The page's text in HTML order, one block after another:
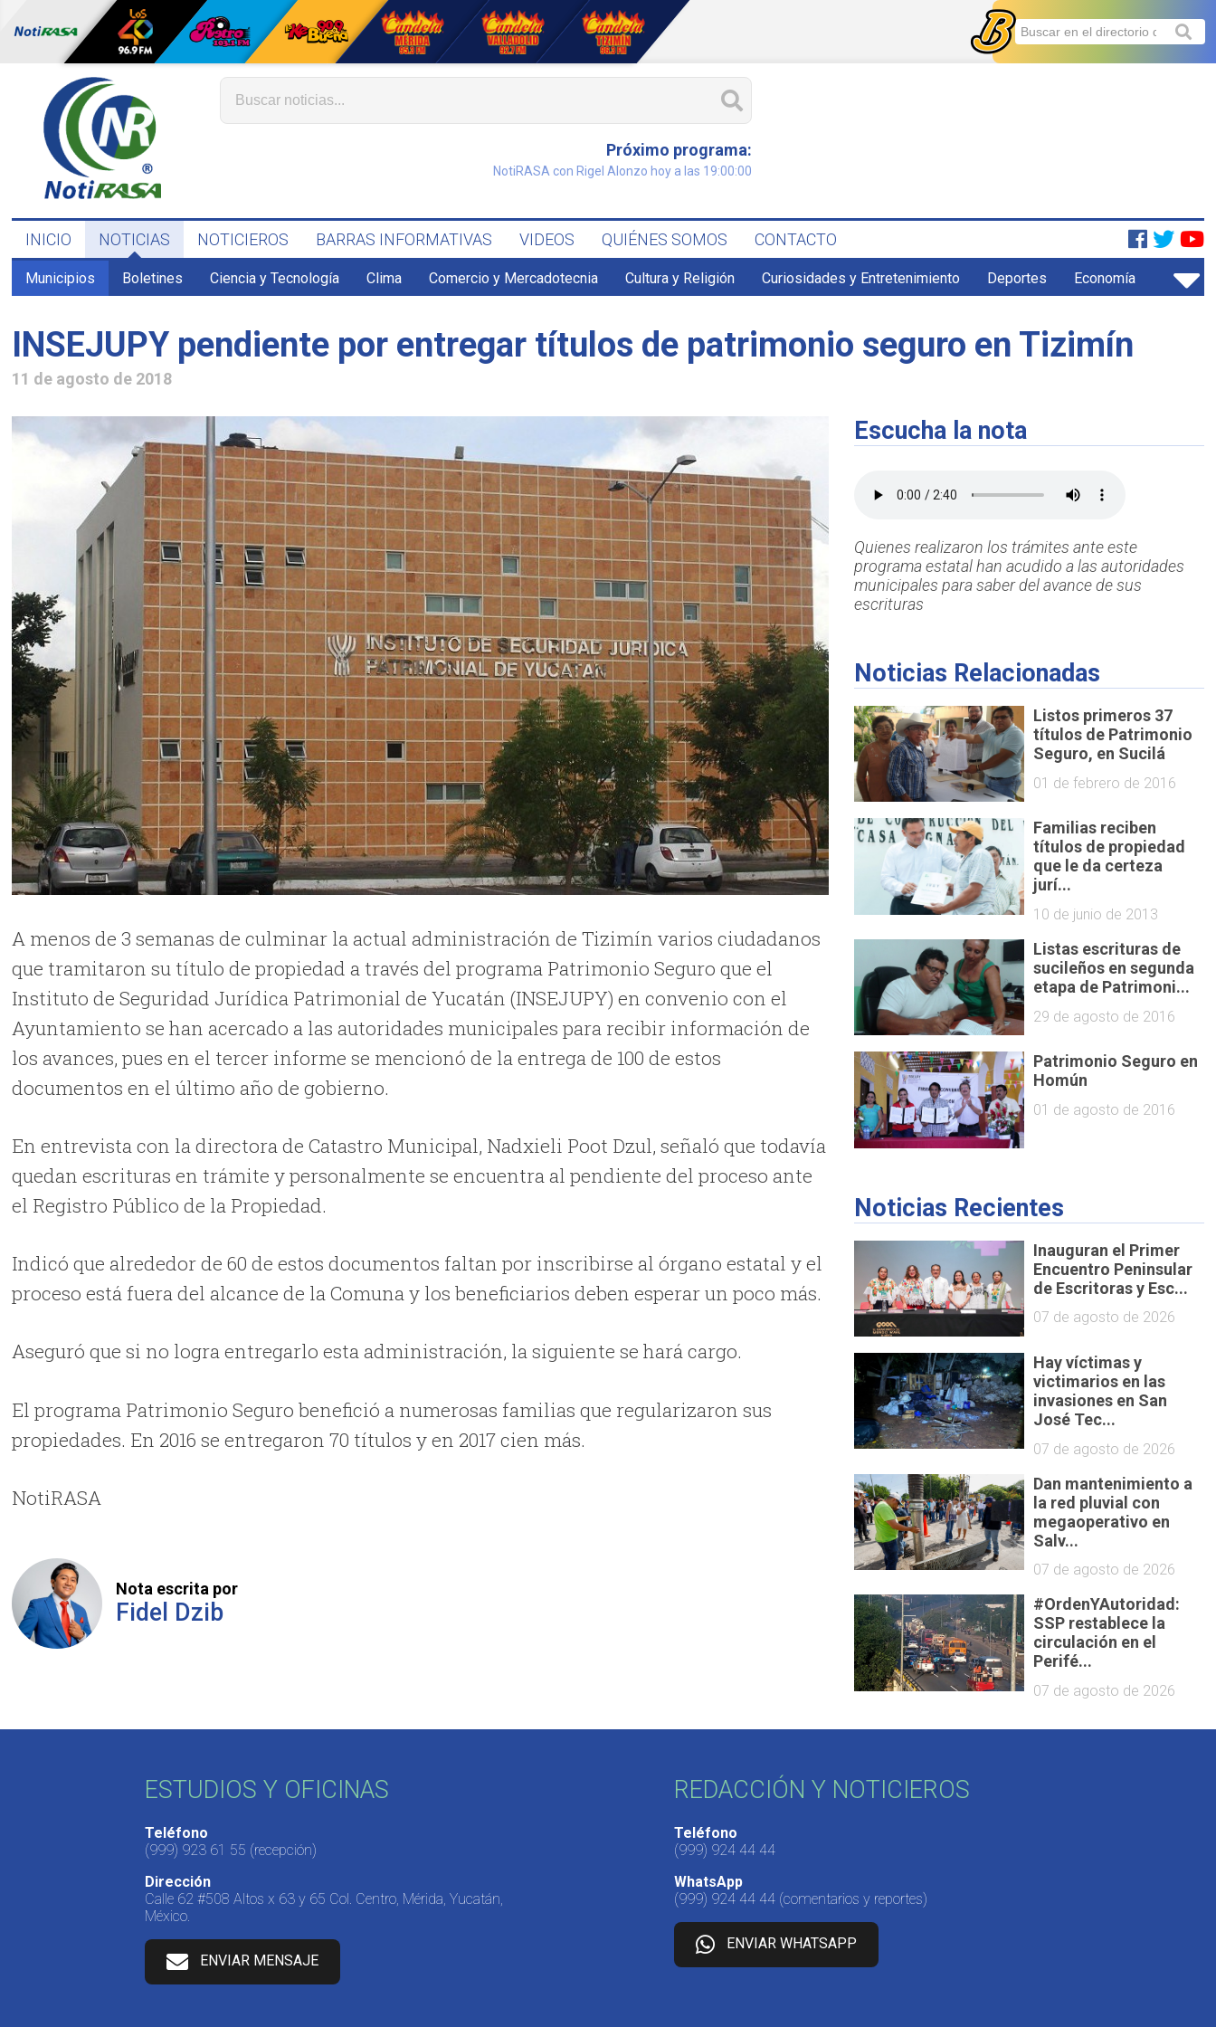
Próximo programa:
NotiRASA con Rigel Alonzo hoy a las 19:00:00
INICIO NOTICIAS NOTICIEROS BARRAS INFORMATIVAS VIDEOS QUIÉNES SOMOS CONTACTO
Municipios Boletines Ciencia y Tecnología Clima Comercio y Mercadotecnia Cultura y Religión Curiosidades y Entretenimiento Deportes Economía
INSEJUPY pendiente por entregar títulos de patrimonio seguro en Tizimín
11 de agosto de 2018
A menos de 3 semanas de culminar la actual administración de Tizimín varios ciudadanos
que tramitaron su título de propiedad a través del programa Patrimonio Seguro que el
Instituto de Seguridad Jurídica Patrimonial de Yucatán (INSEJUPY) en convenio con el
Ayuntamiento se han acercado a las autoridades municipales para recibir información de
los avances, pues en el tercer informe se mencionó de la entrega de 100 de estos
documentos en el último año de gobierno.
En entrevista con la directora de Catastro Municipal, Nadxieli Poot Dzul, señaló que todavía
quedan escrituras en trámite y personalmente se encuentra al pendiente del proceso ante
el Registro Público de la Propiedad.
Indicó que alrededor de 60 de estos documentos faltan por inscribirse al órgano estatal y el
proceso está fuera del alcance de la Comuna y los beneficiarios deben esperar un poco más.
Aseguró que si no logra entregarlo esta administración, la siguiente se hará cargo.
El programa Patrimonio Seguro benefició a numerosas familias que regularizaron sus
propiedades. En 2016 se entregaron 70 títulos y en 2017 cien más.
NotiRASA
Nota escrita por
Fidel Dzib
Escucha la nota
Quienes realizaron los trámites ante este
programa estatal han acudido a las autoridades
municipales para saber del avance de sus
escrituras
Noticias Relacionadas
Listos primeros 37
títulos de Patrimonio
Seguro, en Sucilá
01 de febrero de 2016
Familias reciben
títulos de propiedad
que le da certeza
jurí...
10 de junio de 2013
Listas escrituras de
sucileños en segunda
etapa de Patrimoni...
29 de agosto de 2016
Patrimonio Seguro en
Homún
01 de agosto de 2016
Noticias Recientes
Inauguran el Primer
Encuentro Peninsular
de Escritoras y Esc...
07 de agosto de 2026
Hay víctimas y
victimarios en las
invasiones en San
José Tec...
07 de agosto de 2026
Dan mantenimiento a
la red pluvial con
megaoperativo en
Salv...
07 de agosto de 2026
#OrdenYAutoridad:
SSP restablece la
circulación en el
Perifé...
07 de agosto de 2026
ESTUDIOS Y OFICINAS
Teléfono
(999) 923 61 55 (recepción)
Dirección
Calle 62 #508 Altos x 63 y 65 Col. Centro, Mérida, Yucatán,
México.
ENVIAR MENSAJE
REDACCIÓN Y NOTICIEROS
Teléfono
(999) 924 44 44
WhatsApp
(999) 924 44 44 (comentarios y reportes)
ENVIAR WHATSAPP